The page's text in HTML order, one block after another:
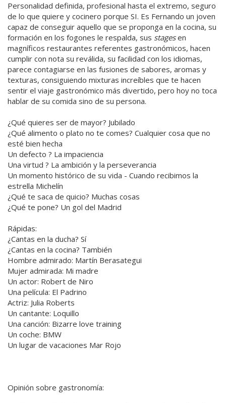
Personalidad definida, profesional hasta el extremo, seguro
de lo que quiere y cocinero porque SI. Es Fernando un joven
capaz de conseguir aquello que se proponga en la cocina, su
formación en los fogones le respalda, sus stagesen
magníficos restaurantes referentes gastronómicos, hacen
cumplir con nota su reválida, su facilidad con los idiomas,
parece contagiarse en las fusiones de sabores, aromas y
texturas, consiguiendo mixturas increíbles que te hacen
sentir el viaje gastronómico más divertido, pero hoy no toca
hablar de su comida sino de su persona.
¿Qué quieres ser de mayor? Jubilado
¿Qué alimento o plato no te comes? Cualquier cosa que no
esté bien hecha
Un defecto ? La impaciencia
Una virtud ? La ambición y la perseverancia
Un momento histórico de su vida - Cuando recibimos la
estrella Michelín
¿Qué te saca de quicio? Muchas cosas
¿Qué te pone? Un gol del Madrid
Rápidas:
¿Cantas en la ducha? Sí
¿Cantas en la cocina? También
Hombre admirado: Martín Berasategui
Mujer admirada: Mi madre
Un actor: Robert de Niro
Una película: El Padrino
Actriz: Julia Roberts
Un cantante: Loquillo
Una canción: Bizarre love training
Un coche: BMW
Un lugar de vacaciones Mar Rojo
Opinión sobre gastronomía: